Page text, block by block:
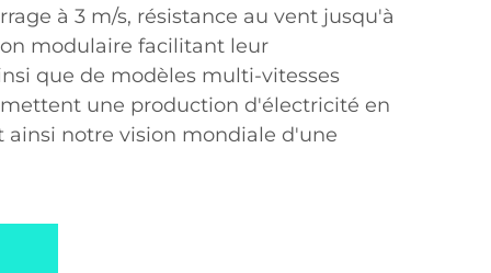
à 3 m/s, résistance au vent jusqu'à
modulaire facilitant leur
que de modèles multi-vitesses
une production d'électricité en
ainsi notre vision mondiale d'une